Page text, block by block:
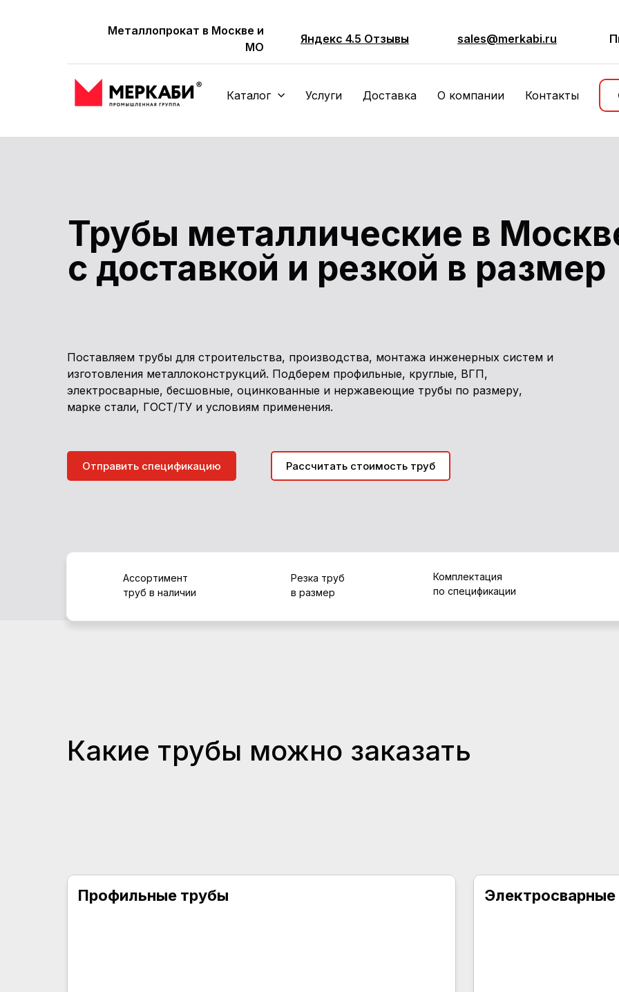
Металлопрокат в Москве и
МО
Яндекс 4.5 Отзывы sales@merkabi.ru
Каталог Услуги Доставка О компании Контакты
Комплектация
по спецификации
Резка труб
в размер
Ассортимент
труб в наличии
Рассчитать стоимость труб
Отправить спецификацию
Поставляем трубы для строительства, производства, монтажа инженерных систем и
изготовления металлоконструкций. Подберем профильные, круглые, ВГП,
электросварные, бесшовные, оцинкованные и нержавеющие трубы по размеру,
марке стали, ГОСТ/ТУ и условиям применения.
Трубы металлические в
с доставкой и резкой в размер
Какие трубы можно заказать
Профильные трубы